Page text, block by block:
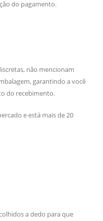
do pagamento.
não mencionam
garantindo a você
do recebimento.
e está mais de 20
a dedo para que